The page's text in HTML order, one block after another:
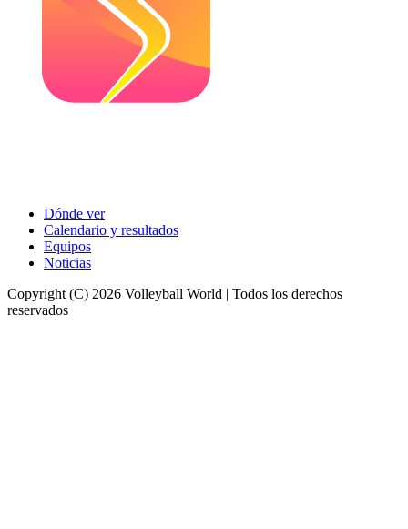
Dónde ver
Calendario y resultados
Equipos
Noticias
Copyright (C) 2026 Volleyball World | Todos los derechos
reservados